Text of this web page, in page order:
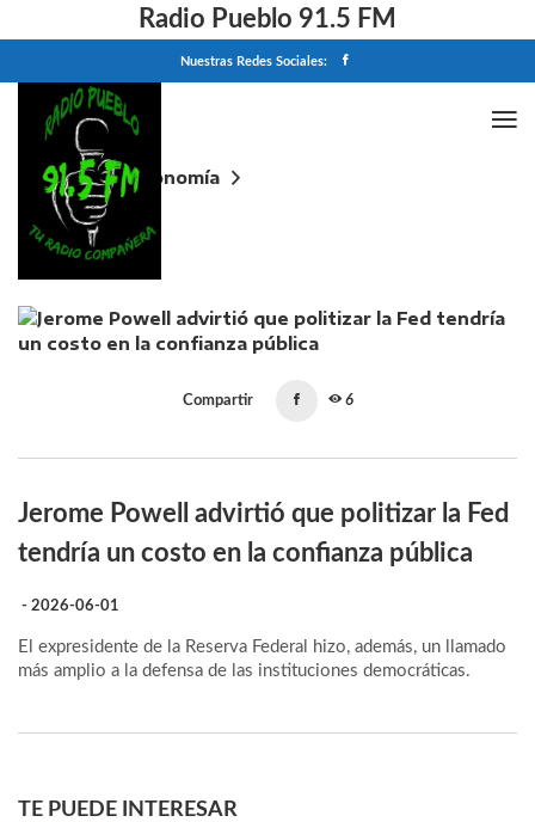
Radio Pueblo 91.5 FM
Nuestras Redes Sociales:
Home
Economía
Jerome Powell advirtió que politizar la Fed tendría un
costo en la confianza pública
Compartir 6
Jerome Powell advirtió que politizar la Fed
tendría un costo en la confianza pública
- 2026-06-01
El expresidente de la Reserva Federal hizo, además, un llamado
más amplio a la defensa de las instituciones democráticas.
TE PUEDE INTERESAR